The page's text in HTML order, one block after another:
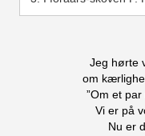
Jeg hørte
om
”Om et
Vi er på
Nu er